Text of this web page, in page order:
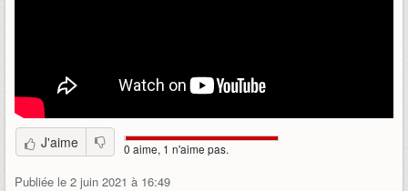
J'aime 0 aime, 1 n'aime pas.
Publiée le 2 juin 2021 à 16:49